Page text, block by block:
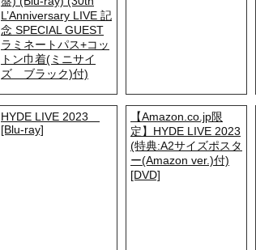
L’Anniversary LIVE 記
念 SPECIAL GUEST
ラミネートパス+コッ
トン巾着(ミニサイ
ズ ブラック)付)
HYDE LIVE 2023
[Blu-ray]
【Amazon.co.jp限
定】HYDE LIVE 2023
(特典:A2サイズポスタ
ー(Amazon ver.)付)
[DVD]